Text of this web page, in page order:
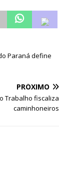
Paraná define
PRÓXIMO
Trabalho fiscaliza
caminhoneiros